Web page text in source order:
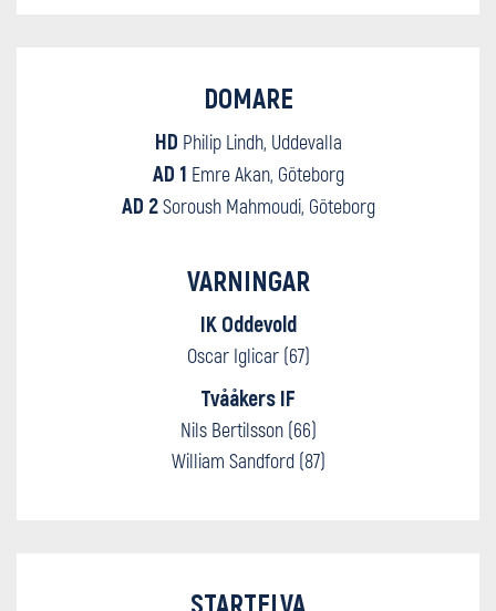
DOMARE
HD Philip Lindh, Uddevalla
AD 1 Emre Akan, Göteborg
AD 2Soroush Mahmoudi, Göteborg
VARNINGAR
IK Oddevold
Oscar Iglicar (67)
Tvååkers IF
Nils Bertilsson (66)
William Sandford (87)
STARTELVA